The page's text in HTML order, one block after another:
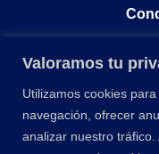
Valoramos tu
Utilizamos cookies
navegación, ofrecer
analizar nuestro